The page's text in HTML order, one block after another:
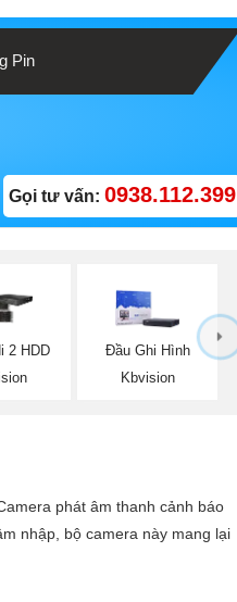
Pin
Gọi tư vấn: 0938.112.399
2 HDD
Đầu Ghi Hình
Kbvision
phát âm thanh cảnh báo
nhập, bộ camera này mang lại